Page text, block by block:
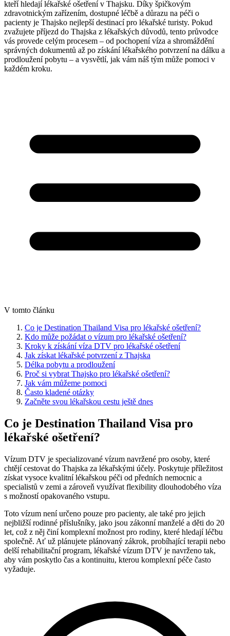
kteří hledají lékařské ošetření v Thajsku. Díky špičkovým
zdravotnickým zařízením, dostupné léčbě a důrazu na péči o
pacienty je Thajsko nejlepší destinací pro lékařské turisty. Pokud
zvažujete příjezd do Thajska z lékařských důvodů, tento průvodce
vás provede celým procesem – od pochopení víza a shromáždění
správných dokumentů až po získání lékařského potvrzení na dálku a
prodloužení pobytu – a vysvětlí, jak vám náš tým může pomoci v
každém kroku.
V tomto článku
Co je Destination Thailand Visa pro lékařské ošetření?
Kdo může požádat o vízum pro lékařské ošetření?
Kroky k získání víza DTV pro lékařské ošetření
Jak získat lékařské potvrzení z Thajska
Délka pobytu a prodloužení
Proč si vybrat Thajsko pro lékařské ošetření?
Jak vám můžeme pomoci
Často kladené otázky
Začněte svou lékařskou cestu ještě dnes
Co je Destination Thailand Visa pro
lékařské ošetření?
Vízum DTV je specializované vízum navržené pro osoby, které
chtějí cestovat do Thajska za lékařskými účely. Poskytuje příležitost
získat vysoce kvalitní lékařskou péči od předních nemocnic a
specialistů v zemi a zároveň využívat flexibility dlouhodobého víza
s možností opakovaného vstupu.
Toto vízum není určeno pouze pro pacienty, ale také pro jejich
nejbližší rodinné příslušníky, jako jsou zákonní manželé a děti do 20
let, což z něj činí komplexní možnost pro rodiny, které hledají léčbu
společně. Ať už plánujete plánovaný zákrok, probíhající terapii nebo
delší rehabilitační program, lékařské vízum DTV je navrženo tak,
aby vám poskytlo čas a kontinuitu, kterou komplexní péče často
vyžaduje.